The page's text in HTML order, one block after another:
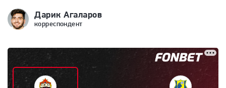
Дарик Агаларов
корреспондент